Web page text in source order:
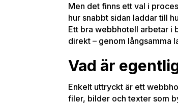
Men det finns ett val i
hur snabbt sidan laddar till
Ett bra webbhotell arbetar i
direkt – genom långsamma
Vad är
Enkelt uttryckt är ett
filer, bilder och texter som